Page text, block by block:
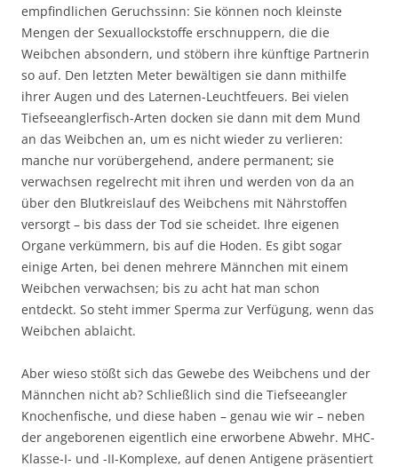
empfindlichen Geruchssinn: Sie können noch kleinste
Mengen der Sexuallockstoffe erschnuppern, die die
Weibchen absondern, und stöbern ihre künftige Partnerin
so auf. Den letzten Meter bewältigen sie dann mithilfe
ihrer Augen und des Laternen-Leuchtfeuers. Bei vielen
Tiefseeanglerfisch-Arten docken sie dann mit dem Mund
an das Weibchen an, um es nicht wieder zu verlieren:
manche nur vorübergehend, andere permanent; sie
verwachsen regelrecht mit ihren und werden von da an
über den Blutkreislauf des Weibchens mit Nährstoffen
versorgt – bis dass der Tod sie scheidet. Ihre eigenen
Organe verkümmern, bis auf die Hoden. Es gibt sogar
einige Arten, bei denen mehrere Männchen mit einem
Weibchen verwachsen; bis zu acht hat man schon
entdeckt. So steht immer Sperma zur Verfügung, wenn das
Weibchen ablaicht.
Aber wieso stößt sich das Gewebe des Weibchens und der
Männchen nicht ab? Schließlich sind die Tiefseeangler
Knochenfische, und diese haben – genau wie wir – neben
der angeborenen eigentlich eine erworbene Abwehr. MHC-
Klasse-I- und -II-Komplexe, auf denen Antigene präsentiert